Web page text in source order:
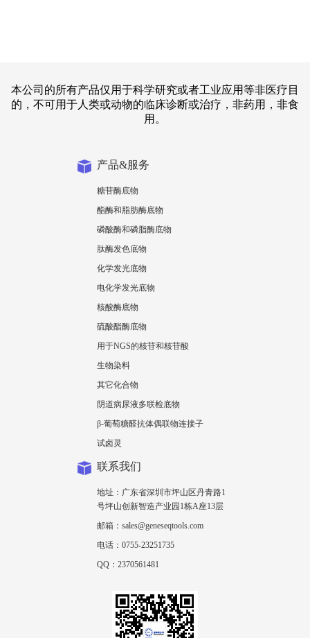
本公司的所有产品仅用于科学研究或者工业应用等非医疗目
的，不可用于人类或动物的临床诊断或治疗，非药用，非食
用。
产品&服务
糖苷酶底物
酯酶和脂肪酶底物
磷酸酶和磷脂酶底物
肽酶发色底物
化学发光底物
电化学发光底物
核酸酶底物
硫酸酯酶底物
用于NGS的核苷和核苷酸
生物染料
其它化合物
阴道病尿液多联检底物
β-葡萄糖醛抗体偶联物连接子
试卤灵
联系我们
地址：广东省深圳市坪山区丹青路1
号坪山创新智造产业园1栋A座13层
邮箱：sales@geneseqtools.com
电话：0755-23251735
QQ：2370561481